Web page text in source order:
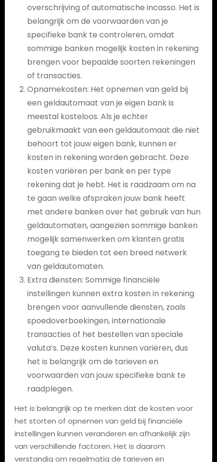
overschrijving of automatische incasso. Het is
belangrijk om de voorwaarden van je
specifieke bank te controleren, omdat
sommige banken mogelijk kosten in rekening
brengen voor bepaalde soorten rekeningen
of transacties.
Opnamekosten: Het opnemen van geld bij
een geldautomaat van je eigen bank is
meestal kosteloos. Als je echter
gebruikmaakt van een geldautomaat die niet
behoort tot jouw eigen bank, kunnen er
kosten in rekening worden gebracht. Deze
kosten variëren per bank en per type
rekening dat je hebt. Het is raadzaam om na
te gaan welke afspraken jouw bank heeft
met andere banken over het gebruik van hun
geldautomaten, aangezien sommige banken
mogelijk samenwerken om klanten gratis
toegang te bieden tot een breed netwerk
van geldautomaten.
Extra diensten: Sommige financiële
instellingen kunnen extra kosten in rekening
brengen voor aanvullende diensten, zoals
spoedoverboekingen, internationale
transacties of het bestellen van speciale
valuta’s. Deze kosten kunnen variëren, dus
het is belangrijk om de tarieven en
voorwaarden van jouw specifieke bank te
raadplegen.
Het is belangrijk op te merken dat de kosten voor
het storten of opnemen van geld bij financiële
instellingen kunnen veranderen en afhankelijk zijn
van verschillende factoren. Het is daarom
verstandig om regelmatig de tarieven en